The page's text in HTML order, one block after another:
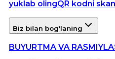
yuklab olingQR kodni
Biz bilan bog'laning
BUYURTMA VA